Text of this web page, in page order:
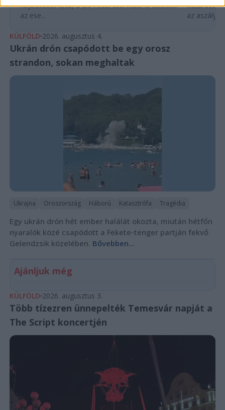
feljelentést tesz, a Sic Feszt szervezői is elítélték
az ese...
az
KÜLFÖLD 2026. augusztus 4.
Ukrán drón csapódott be egy orosz
strandon, sokan meghaltak
Ukrajna Oroszország Háború Katasztrófa Tragédia
Egy ukrán drón hét ember halálát okozta, miután hétfőn
nyaralók közé csapódott a Fekete-tenger partján fekvő
Gelendzsik közelében. Bővebben...
Ajánljuk még
KÜLFÖLD 2026. augusztus 3.
Több tízezren ünnepelték Temesvár napját a
The Script koncertjén